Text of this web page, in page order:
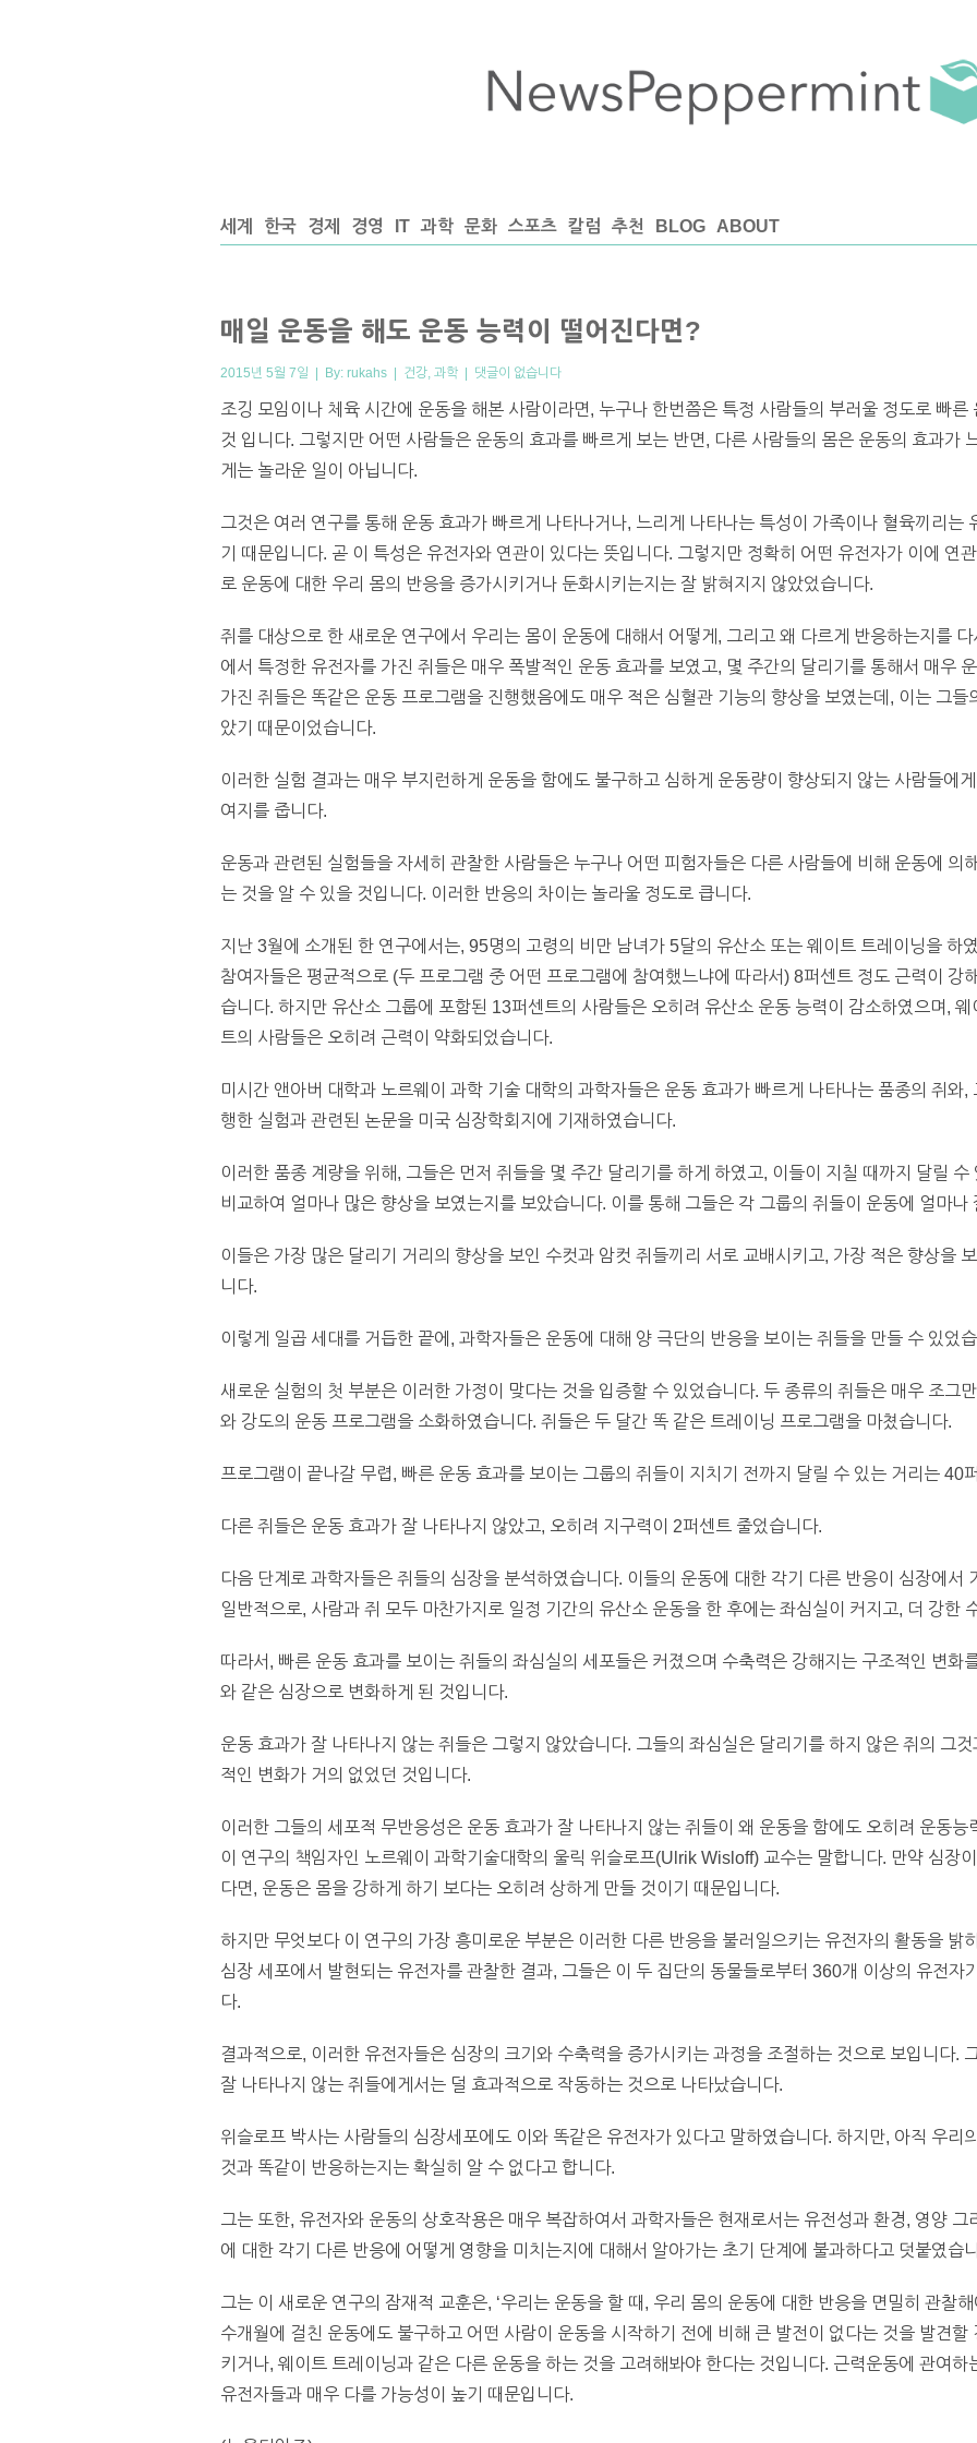
세계 한국 경제 경영 IT 과학 문화 스포츠 칼럼 추천 BLOG ABOUT
매일 운동을 해도 운동 능력이 떨어진다면?
2015년 5월 7일 | By: rukahs | 건강, 과학 | 댓글이 없습니다
조깅 모임이나 체육 시간에 운동을 해본 사람이라면, 누구나 한번쯤은 특정 사람들의 부러울 정도로 빠
것 입니다. 그렇지만 어떤 사람들은 운동의 효과를 빠르게 보는 반면, 다른 사람들의 몸은 운동의 효과가
게는 놀라운 일이 아닙니다.
그것은 여러 연구를 통해 운동 효과가 빠르게 나타나거나, 느리게 나타나는 특성이 가족이나 혈육끼리는
기 때문입니다. 곧 이 특성은 유전자와 연관이 있다는 뜻입니다. 그렇지만 정확히 어떤 유전자가 이에 연
로 운동에 대한 우리 몸의 반응을 증가시키거나 둔화시키는지는 잘 밝혀지지 않았었습니다.
쥐를 대상으로 한 새로운 연구에서 우리는 몸이 운동에 대해서 어떻게, 그리고 왜 다르게 반응하는지를
에서 특정한 유전자를 가진 쥐들은 매우 폭발적인 운동 효과를 보였고, 몇 주간의 달리기를 통해서 매우
가진 쥐들은 똑같은 운동 프로그램을 진행했음에도 매우 적은 심혈관 기능의 향상을 보였는데, 이는 그
았기 때문이었습니다.
이러한 실험 결과는 매우 부지런하게 운동을 함에도 불구하고 심하게 운동량이 향상되지 않는 사람들에
여지를 줍니다.
운동과 관련된 실험들을 자세히 관찰한 사람들은 누구나 어떤 피험자들은 다른 사람들에 비해 운동에 의
는 것을 알 수 있을 것입니다. 이러한 반응의 차이는 놀라울 정도로 큽니다.
지난 3월에 소개된 한 연구에서는, 95명의 고령의 비만 남녀가 5달의 유산소 또는 웨이트 트레이닝을 하
참여자들은 평균적으로 (두 프로그램 중 어떤 프로그램에 참여했느냐에 따라서) 8퍼센트 정도 근력이 강
습니다. 하지만 유산소 그룹에 포함된 13퍼센트의 사람들은 오히려 유산소 운동 능력이 감소하였으며,
트의 사람들은 오히려 근력이 약화되었습니다.
미시간 앤아버 대학과 노르웨이 과학 기술 대학의 과학자들은 운동 효과가 빠르게 나타나는 품종의 쥐와
행한 실험과 관련된 논문을 미국 심장학회지에 기재하였습니다.
이러한 품종 계량을 위해, 그들은 먼저 쥐들을 몇 주간 달리기를 하게 하였고, 이들이 지칠 때까지 달릴
비교하여 얼마나 많은 향상을 보였는지를 보았습니다. 이를 통해 그들은 각 그룹의 쥐들이 운동에 얼마
이들은 가장 많은 달리기 거리의 향상을 보인 수컷과 암컷 쥐들끼리 서로 교배시키고, 가장 적은 향상을
니다.
이렇게 일곱 세대를 거듭한 끝에, 과학자들은 운동에 대해 양 극단의 반응을 보이는 쥐들을 만들 수 있었
새로운 실험의 첫 부분은 이러한 가정이 맞다는 것을 입증할 수 있었습니다. 두 종류의 쥐들은 매우 조그
와 강도의 운동 프로그램을 소화하였습니다. 쥐들은 두 달간 똑 같은 트레이닝 프로그램을 마쳤습니다.
프로그램이 끝나갈 무렵, 빠른 운동 효과를 보이는 그룹의 쥐들이 지치기 전까지 달릴 수 있는 거리는 40
다른 쥐들은 운동 효과가 잘 나타나지 않았고, 오히려 지구력이 2퍼센트 줄었습니다.
다음 단계로 과학자들은 쥐들의 심장을 분석하였습니다. 이들의 운동에 대한 각기 다른 반응이 심장에서
일반적으로, 사람과 쥐 모두 마찬가지로 일정 기간의 유산소 운동을 한 후에는 좌심실이 커지고, 더 강한
따라서, 빠른 운동 효과를 보이는 쥐들의 좌심실의 세포들은 커졌으며 수축력은 강해지는 구조적인 변화
와 같은 심장으로 변화하게 된 것입니다.
운동 효과가 잘 나타나지 않는 쥐들은 그렇지 않았습니다. 그들의 좌심실은 달리기를 하지 않은 쥐의 그
적인 변화가 거의 없었던 것입니다.
이러한 그들의 세포적 무반응성은 운동 효과가 잘 나타나지 않는 쥐들이 왜 운동을 함에도 오히려 운동
이 연구의 책임자인 노르웨이 과학기술대학의 울릭 위슬로프(Ulrik Wisloff) 교수는 말합니다. 만약 심장
다면, 운동은 몸을 강하게 하기 보다는 오히려 상하게 만들 것이기 때문입니다.
하지만 무엇보다 이 연구의 가장 흥미로운 부분은 이러한 다른 반응을 불러일으키는 유전자의 활동을 밝
심장 세포에서 발현되는 유전자를 관찰한 결과, 그들은 이 두 집단의 동물들로부터 360개 이상의 유전자
다.
결과적으로, 이러한 유전자들은 심장의 크기와 수축력을 증가시키는 과정을 조절하는 것으로 보입니다.
잘 나타나지 않는 쥐들에게서는 덜 효과적으로 작동하는 것으로 나타났습니다.
위슬로프 박사는 사람들의 심장세포에도 이와 똑같은 유전자가 있다고 말하였습니다. 하지만, 아직 우리
것과 똑같이 반응하는지는 확실히 알 수 없다고 합니다.
그는 또한, 유전자와 운동의 상호작용은 매우 복잡하여서 과학자들은 현재로서는 유전성과 환경, 영양
에 대한 각기 다른 반응에 어떻게 영향을 미치는지에 대해서 알아가는 초기 단계에 불과하다고 덧붙였습
그는 이 새로운 연구의 잠재적 교훈은, ‘우리는 운동을 할 때, 우리 몸의 운동에 대한 반응을 면밀히 관찰
수개월에 걸친 운동에도 불구하고 어떤 사람이 운동을 시작하기 전에 비해 큰 발전이 없다는 것을 발견
키거나, 웨이트 트레이닝과 같은 다른 운동을 하는 것을 고려해봐야 한다는 것입니다. 근력운동에 관여
유전자들과 매우 다를 가능성이 높기 때문입니다.